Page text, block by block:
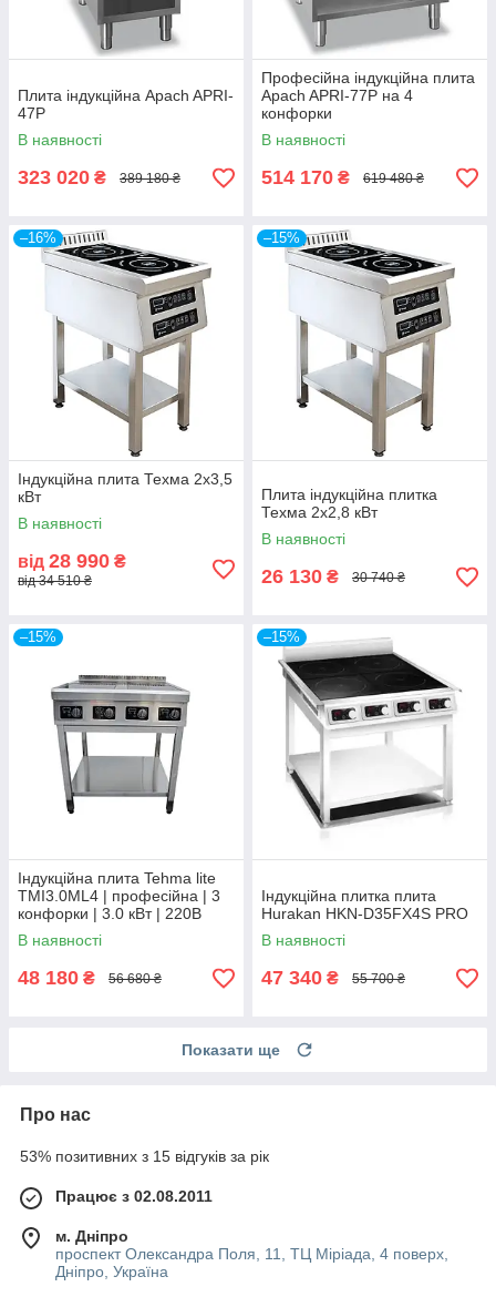
Плита індукційна Apach APRI-
47P
В наявності
323 020 ₴ 389 180 ₴
Професійна індукційна плита
Apach APRI-77P на 4
конфорки
В наявності
514 170 ₴ 619 480 ₴
–16%
Індукційна плита Техма 2х3,5
кВт
В наявності
від 28 990 ₴
від 34 510 ₴
–15%
Плита індукційна плитка
Техма 2х2,8 кВт
В наявності
26 130 ₴ 30 740 ₴
–15%
Індукційна плита Tehma lite
TMI3.0ML4 | професійна | 3
конфорки | 3.0 кВт | 220В
В наявності
48 180 ₴ 56 680 ₴
–15%
Індукційна плитка плита
Hurakan HKN-D35FX4S PRO
В наявності
47 340 ₴ 55 700 ₴
Показати ще
Про нас
53% позитивних з 15 відгуків за рік
Працює з 02.08.2011
м. Дніпро
проспект Олександра Поля, 11, ТЦ Міріада, 4 поверх,
Дніпро, Україна